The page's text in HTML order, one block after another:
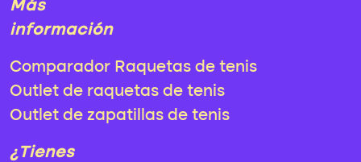
Más
información
Comparador Raquetas de tenis
Outlet de raquetas de tenis
Outlet de zapatillas de tenis
¿Tienes